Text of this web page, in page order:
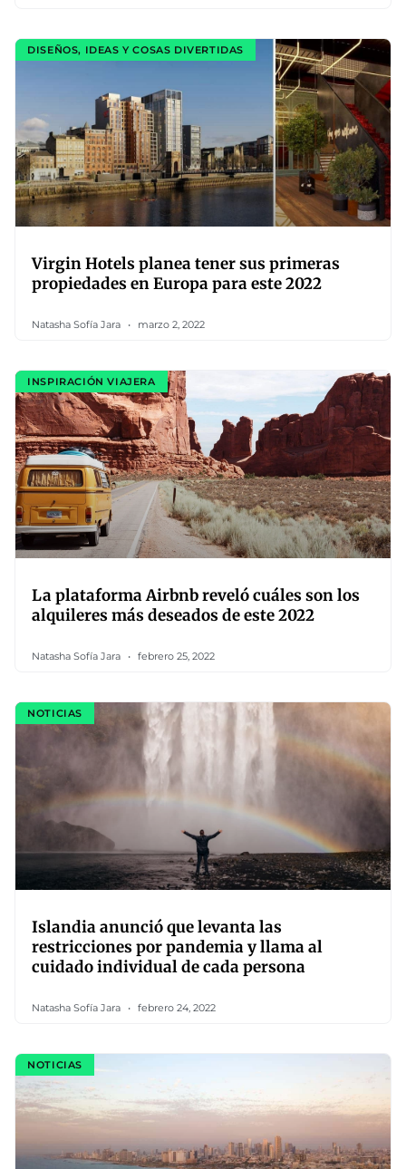
DISEÑOS, IDEAS Y COSAS DIVERTIDAS
Virgin Hotels planea tener sus primeras
propiedades en Europa para este 2022
Natasha Sofía Jara marzo 2, 2022
INSPIRACIÓN VIAJERA
La plataforma Airbnb reveló cuáles son los
alquileres más deseados de este 2022
Natasha Sofía Jara febrero 25, 2022
NOTICIAS
Islandia anunció que levanta las
restricciones por pandemia y llama al
cuidado individual de cada persona
Natasha Sofía Jara febrero 24, 2022
NOTICIAS